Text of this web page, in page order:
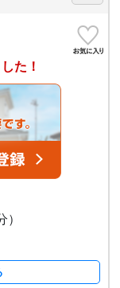
た！
）